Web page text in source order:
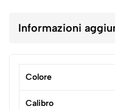
Informazioni
Colore
Calibro